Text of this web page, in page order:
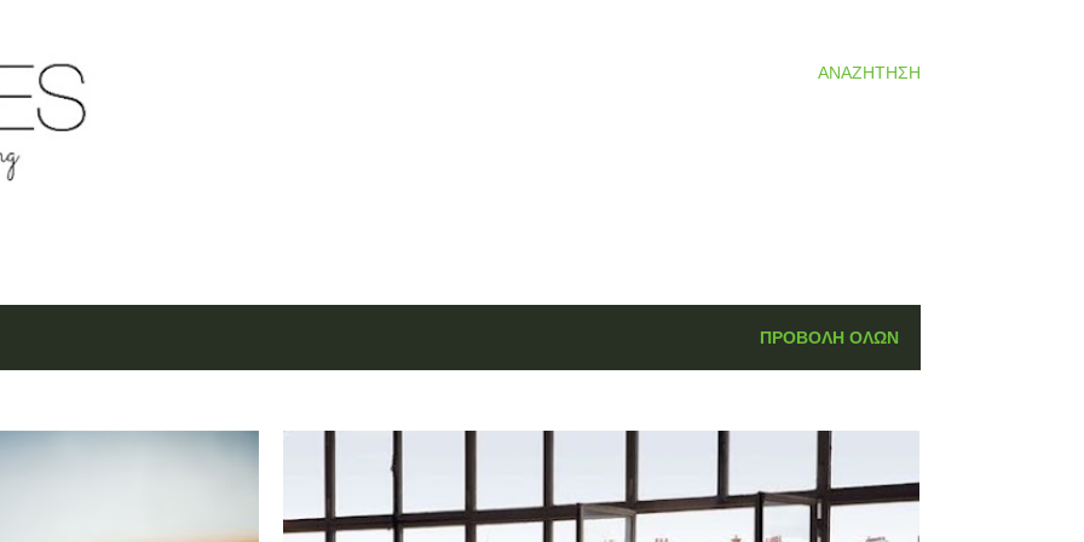
ΑΝΑΖΉΤΗΣΗ
ΠΡΟΒΟΛΉ ΌΛΩΝ